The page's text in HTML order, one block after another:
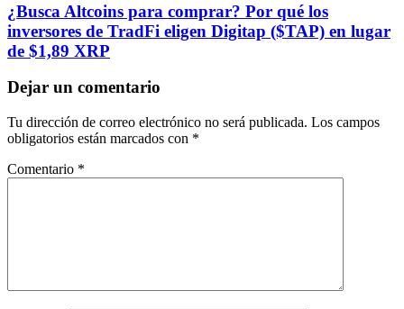
¿Busca Altcoins para comprar? Por qué los
inversores de TradFi eligen Digitap ($TAP) en lugar
de $1,89 XRP
Dejar un comentario
Tu dirección de correo electrónico no será publicada. Los campos
obligatorios están marcados con *
Comentario *